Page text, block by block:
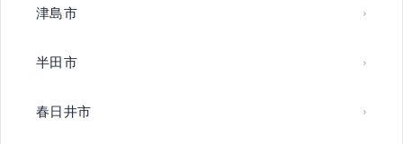
津島市
半田市
春日井市